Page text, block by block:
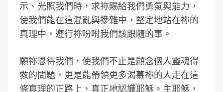
示、光照我們時，求祢賜給我們勇氣與能力，
使我們能在這混亂與摻雜中，堅定地站在祢的
真理中，遵行祢吩咐我們該跟隨的事。
願祢恩待我們，使我們不止是顧念個人靈魂得
救的問題，更是能帶領更多渴慕祢的人走在這
條真理的正路上，真正地認識耶穌。主耶穌，